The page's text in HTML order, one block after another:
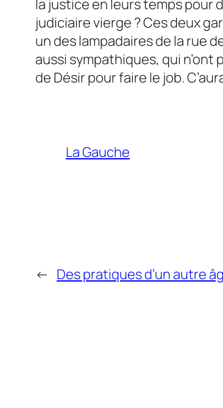
la justice en leurs temps pour
judiciaire vierge ? Ces deux
un des lampadaires de la rue
aussi sympathiques, qui
de Désir pour faire le job.
La Gauche
← Des pratiques d’un autre